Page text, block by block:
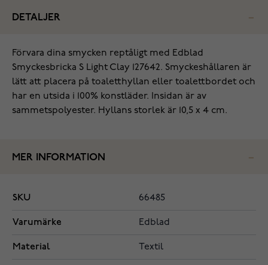
DETALJER
Förvara dina smycken reptåligt med Edblad
Smyckesbricka S Light Clay 127642. Smyckeshållaren är
lätt att placera på toaletthyllan eller toalettbordet och
har en utsida i 100% konstläder. Insidan är av
sammetspolyester. Hyllans storlek är 10,5 x 4 cm.
MER INFORMATION
SKU 66485
Varumärke Edblad
Material Textil